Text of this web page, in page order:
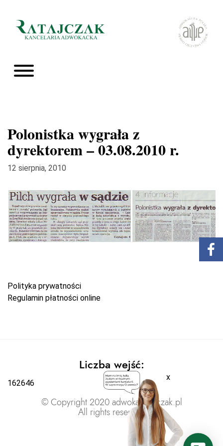
x
Polonistka wygrała z
dyrektorem – 03.08.2010 r.
12 sierpnia, 2010
Polityka prywatności
Regulamin płatności online
Liczba wejść:
162646
© Copyright 2020 adwokatratajczak.pl
All rights reserved